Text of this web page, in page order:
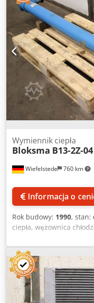
Wiefelstede 760 km
Wymiennik ciepła
Bloksma B13-2Z-
Informacja o
Rok budowy: 1990, stan:
ciepła, wężownica
chłodząca, wymiennik
Producent: Bloksma,
Typ: B13-2Z-04 B13-
bar - Wymiary: 2235/
Tk Sox Abtjck